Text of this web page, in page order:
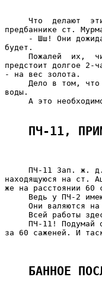
Что  делают
предбаннике ст.
- Шш! Они
будет.
Пожалей  их,
предстоит долгое 2-
- на вес золота.
Дело в том,
воды.
А это
ПЧ-11,
ПЧ-11 Зап. ж.
находящуюся на ст.
же на расстоянии 60
Ведь у ПЧ-2
Они валяются на
Всей работы
ПЧ-11! Подумай
за 60 саженей. И
БАННОЕ